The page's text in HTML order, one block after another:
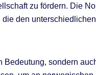
zu fördern. Die
den
Bedeutung, sondern